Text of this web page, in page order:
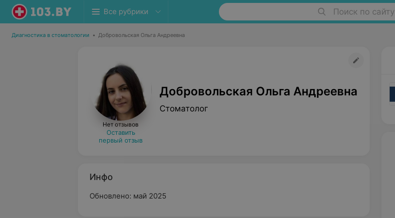
Все рубрики Поиск по сайту
Диагностика в стоматологии • Добровольская Ольга Андреевна
Нет отзывов
Оставить
первый отзыв
Добровольская Ольга Андреевна
Стоматолог
Инфо
Обновлено: май 2025